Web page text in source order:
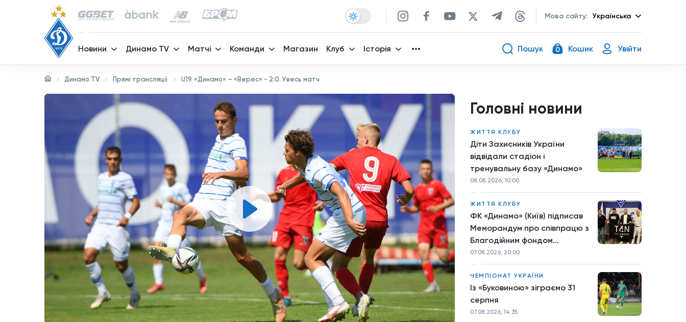
Мова сайту: Українська
Новини Динамо TV Матчі Команди Магазин Клуб Історія Пошук 0 Кошик Увійти
Динамо TV Прямі трансляції U19. «Динамо» – «Верес» - 2:0. Увесь матч
Головні новини
ЖИТТЯ КЛУБУ
Діти Захисників України
відвідали стадіон і
тренувальну базу «Динамо»
08.08.2026, 10:00
ЖИТТЯ КЛУБУ
ФК «Динамо» (Київ) підписав
Меморандум про співпрацю з
Благодійним фондом
TYTANOVI
07.08.2026, 20:00
ЧЕМПІОНАТ УКРАЇНИ
Із «Буковиною» зіграємо 31
серпня
07.08.2026, 14:35